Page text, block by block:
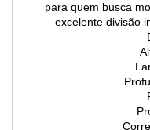
para quem busca
excelente divisão